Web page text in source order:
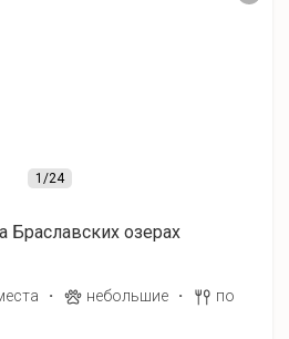
1/24
Браславских озерах
· небольшие ·
по